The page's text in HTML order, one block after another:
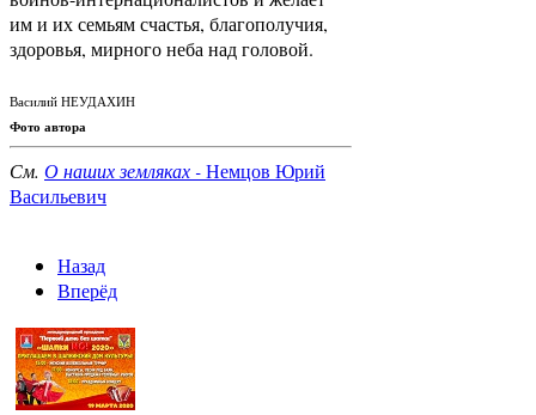
им и их семьям счастья, благополучия,
здоровья, мирного неба над головой.
Василий НЕУДАХИН
Фото автора
См. О наших земляках -Немцов Юрий
Васильевич
Назад
Вперёд